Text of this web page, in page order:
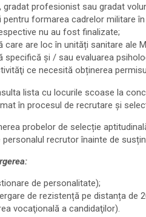
profesionist sau gradat
pentru formarea cadrelor militare
nu au fost finalizate;
care are loc în unități sanitare ale
specifică şi / sau evaluarea
ce necesită obținerea
lista cu locurile scoase la
în procesul de recrutare și
probelor de selecție
recrutor înainte de
de personalitate);
de rezistență pe distanța de
vocaţională a candidaţilor).